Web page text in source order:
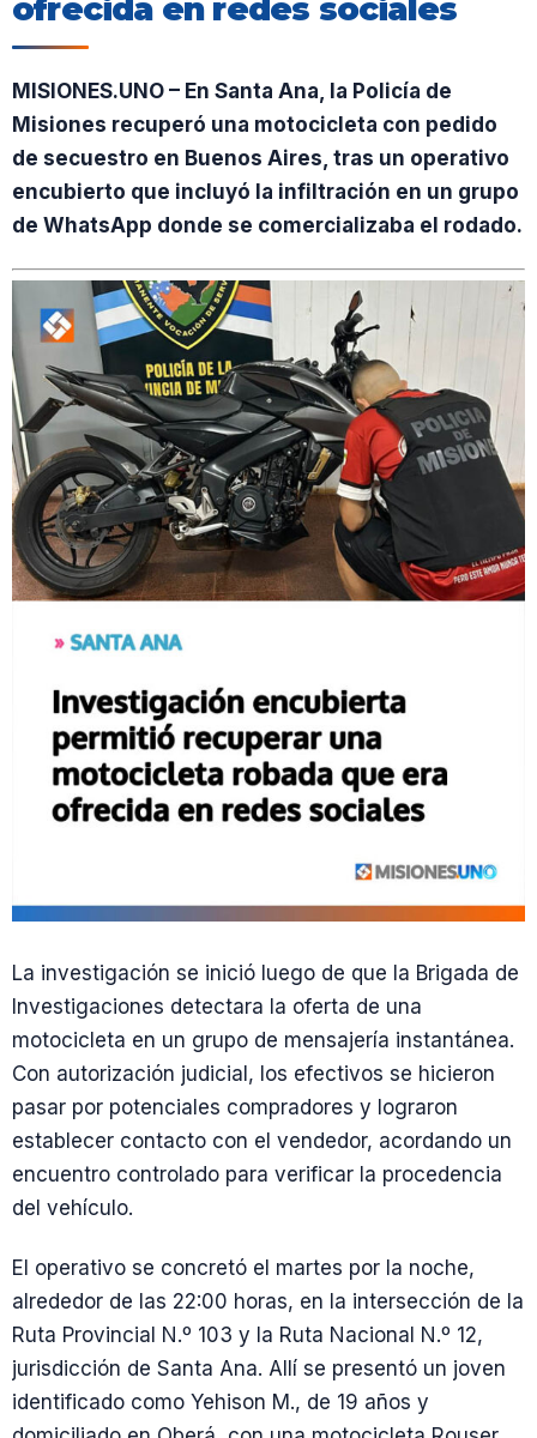
ofrecida en redes sociales
MISIONES.UNO – En Santa Ana, la Policía de
Misiones recuperó una motocicleta con pedido
de secuestro en Buenos Aires, tras un operativo
encubierto que incluyó la infiltración en un grupo
de WhatsApp donde se comercializaba el rodado.
La investigación se inició luego de que la Brigada de
Investigaciones detectara la oferta de una
motocicleta en un grupo de mensajería instantánea.
Con autorización judicial, los efectivos se hicieron
pasar por potenciales compradores y lograron
establecer contacto con el vendedor, acordando un
encuentro controlado para verificar la procedencia
del vehículo.
El operativo se concretó el martes por la noche,
alrededor de las 22:00 horas, en la intersección de la
Ruta Provincial N.º 103 y la Ruta Nacional N.º 12,
jurisdicción de Santa Ana. Allí se presentó un joven
identificado como Yehison M., de 19 años y